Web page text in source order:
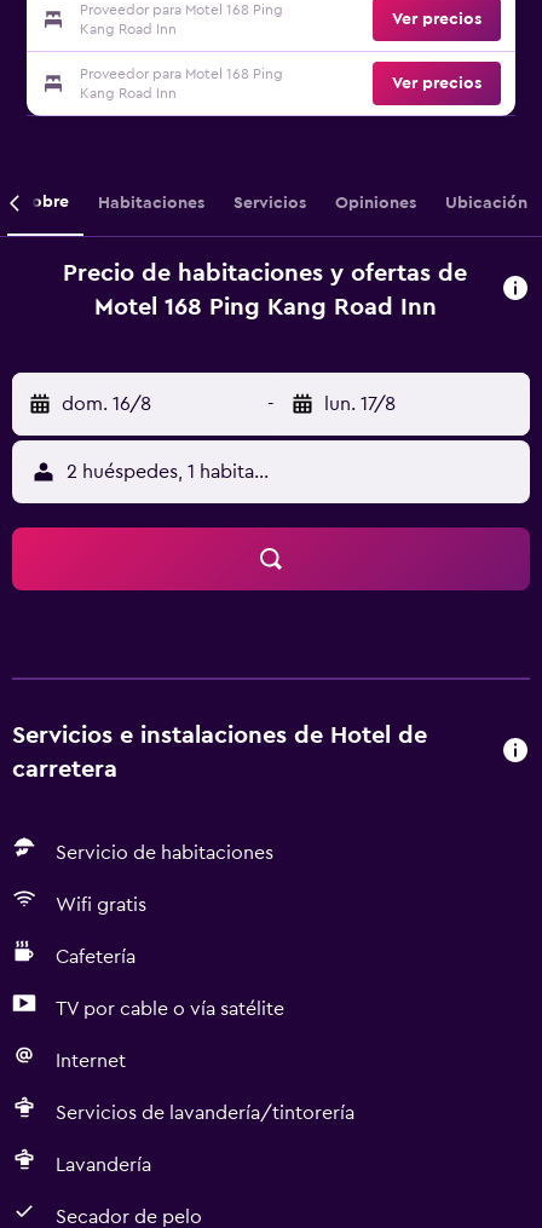
Proveedor para Motel 168 Ping
Kang Road Inn
Ver precios
Proveedor para Motel 168 Ping
Kang Road Inn
Ver precios
Sobre Habitaciones Servicios Opiniones Ubicación
Precio de habitaciones y ofertas de
Motel 168 Ping Kang Road Inn
dom. 16/8 - lun. 17/8
2 huéspedes, 1 habitación
Servicios e instalaciones de Hotel de
carretera
Servicio de habitaciones
Wifi gratis
Cafetería
TV por cable o vía satélite
Internet
Servicios de lavandería/tintorería
Lavandería
Secador de pelo